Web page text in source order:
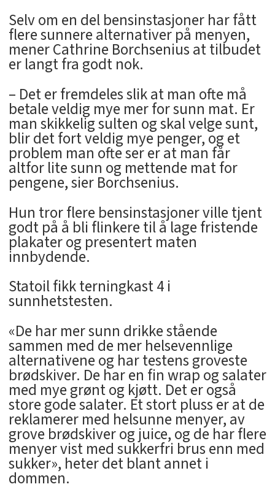
Selv om en del bensinstasjoner har fått
flere sunnere alternativer på menyen,
mener Cathrine Borchsenius at tilbudet
er langt fra godt nok.
– Det er fremdeles slik at man ofte må
betale veldig mye mer for sunn mat. Er
man skikkelig sulten og skal velge sunt,
blir det fort veldig mye penger, og et
problem man ofte ser er at man får
altfor lite sunn og mettende mat for
pengene, sier Borchsenius.
Hun tror flere bensinstasjoner ville tjent
godt på å bli flinkere til å lage fristende
plakater og presentert maten
innbydende.
Statoil fikk terningkast 4 i
sunnhetstesten.
«De har mer sunn drikke stående
sammen med de mer helsevennlige
alternativene og har testens groveste
brødskiver. De har en fin wrap og salater
med mye grønt og kjøtt. Det er også
store gode salater. Et stort pluss er at de
reklamerer med helsunne menyer, av
grove brødskiver og juice, og de har flere
menyer vist med sukkerfri brus enn med
sukker», heter det blant annet i
dommen.